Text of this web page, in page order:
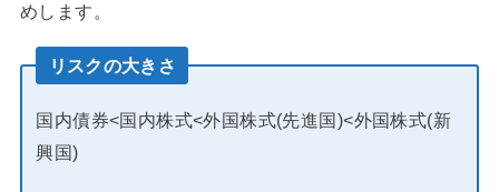
めします。
リスクの大きさ
国内債券<国内株式<外国株式(先進国)<外国株式(新
興国)